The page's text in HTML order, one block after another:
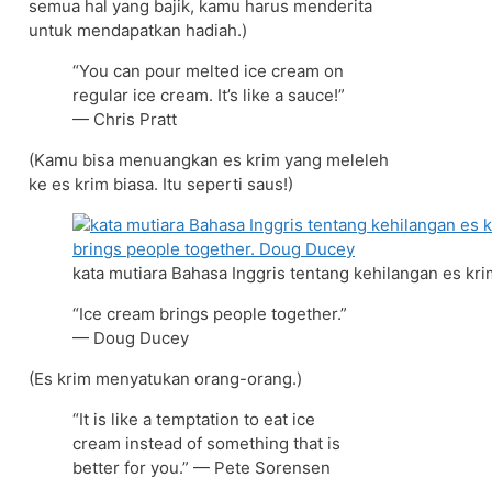
semua hal yang bajik, kamu harus menderita
untuk mendapatkan hadiah.)
“You can pour melted ice cream on
regular ice cream. It’s like a sauce!”
— Chris Pratt
(Kamu bisa menuangkan es krim yang meleleh
ke es krim biasa. Itu seperti saus!)
kata mutiara Bahasa Inggris tentang kehilangan es
“Ice cream brings people together.”
— Doug Ducey
(Es krim menyatukan orang-orang.)
“It is like a temptation to eat ice
cream instead of something that is
better for you.” — Pete Sorensen